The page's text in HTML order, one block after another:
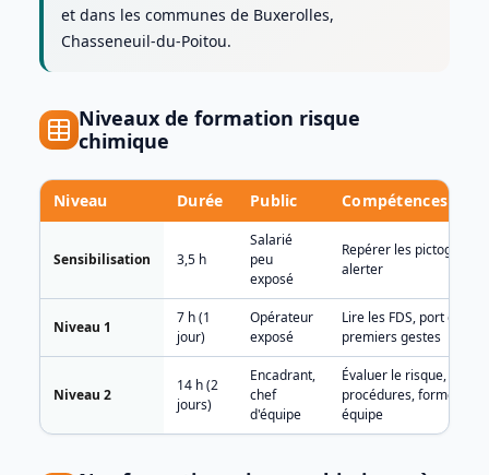
et dans les communes de Buxerolles,
Chasseneuil-du-Poitou.
Niveaux de formation risque
chimique
de
risque
Niveau Durée Public Compétences
Sensibilisation 3,5 h
Salarié
peu
exposé
Repérer les
alerter
Niveau 1
7 h (1
jour)
Opérateur
exposé
Lire les FDS, port des
premiers gestes
Niveau 2
14 h (2
jours)
Encadrant,
chef
d'équipe
Évaluer le risque,
procédures, former son
équipe